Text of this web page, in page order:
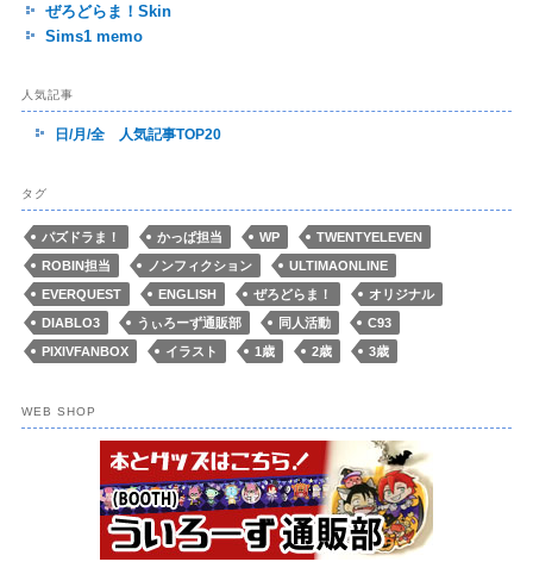
ぜろどらま！Skin
Sims1 memo
人気記事
日/月/全 人気記事TOP20
タグ
パズドラま！ かっぱ担当 WP
TWENTYELEVEN
ROBIN担当
ノンフィクション
ULTIMAONLINE
EVERQUEST
ENGLISH ぜろどらま！
オリジナル
DIABLO3
うぃろーず通販部 同人活動
C93
PIXIVFANBOX
イラスト 1歳 2歳 3歳
WEB SHOP